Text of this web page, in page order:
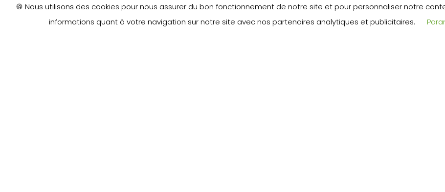
🍪 Nous utilisons des cookies pour nous assurer du bon fonctionnement de notre site et pour personnaliser notre
informations quant à votre navigation sur notre site avec nos partenaires analytiques et publicitaires.